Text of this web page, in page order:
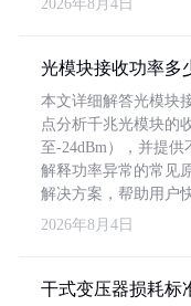
2026年8月4日
光模块接收功率多
本文详细解答光模块
点分析千兆光模块的
至-24dBm），并提
解释功率异常的常见
解决方案，帮助用户
2026年8月4日
干式变压器损耗标